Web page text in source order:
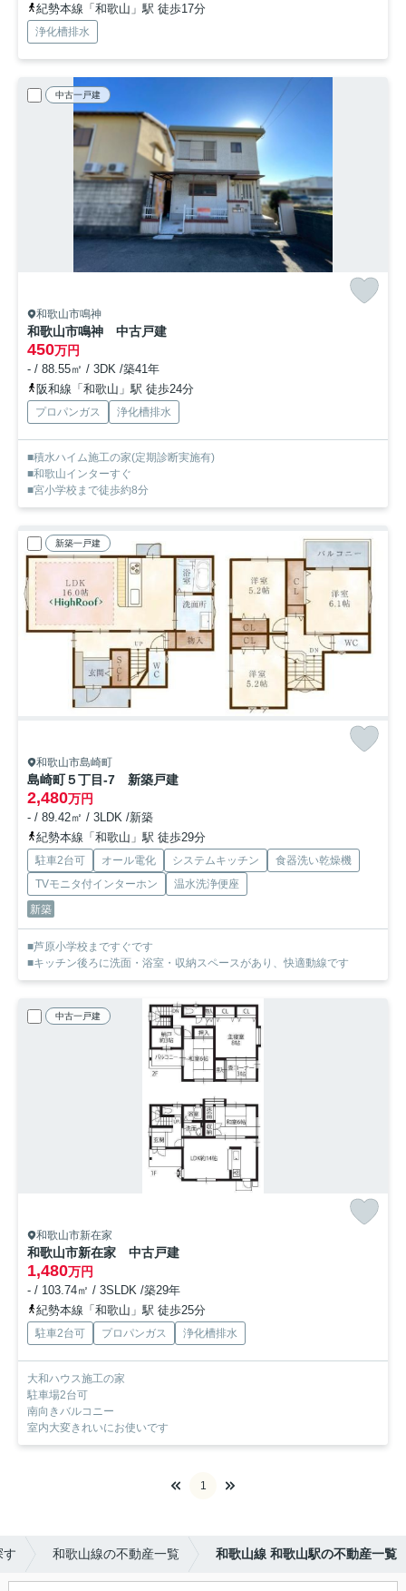
紀勢本線「和歌山」駅 徒歩17分
浄化槽排水
中古一戸建
和歌山市鳴神
和歌山市鳴神 中古戸建
450万円
- / 88.55㎡ / 3DK /築41年
阪和線「和歌山」駅 徒歩24分
プロパンガス 浄化槽排水
■積水ハイム施工の家(定期診断実施有)
■和歌山インターすぐ
■宮小学校まで徒歩約8分
新築一戸建
和歌山市島崎町
島崎町５丁目-7 新築戸建
2,480万円
- / 89.42㎡ / 3LDK /新築
紀勢本線「和歌山」駅 徒歩29分
駐車2台可 オール電化 システムキッチン
食器洗い乾燥機
TVモニタ付インターホン
温水洗浄便座
新築
■芦原小学校まですぐです
■キッチン後ろに洗面・浴室・収納スペースがあり、快適動線です
中古一戸建
和歌山市新在家
和歌山市新在家 中古戸建
1,480万円
- / 103.74㎡ / 3SLDK /築29年
紀勢本線「和歌山」駅 徒歩25分
駐車2台可 プロパンガス 浄化槽排水
大和ハウス施工の家
駐車場2台可
南向きバルコニー
室内大変きれいにお使いです
1
す 和歌山線の不動産一覧 和歌山線 和歌山駅の不動産一覧